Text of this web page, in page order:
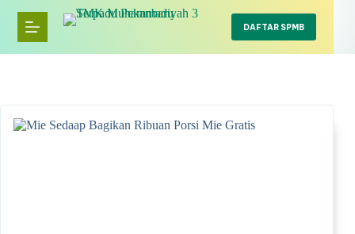
content
DAFTAR SPMB